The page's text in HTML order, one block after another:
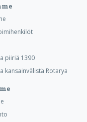
piiriä 1390
kansainvälistä Rotarya